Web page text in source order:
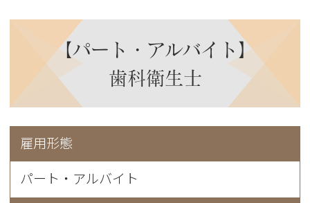
【パート・アルバイト】
歯科衛生士
雇用形態
パート・アルバイト